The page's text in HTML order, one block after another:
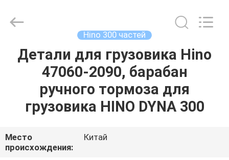
ДОМ
ПРОДУКТЫ
НАС
Reserved.
Hino 300 частей
Детали для грузовика Hino
47060-2090, барабан
ручного тормоза для
грузовика HINO DYNA 300
Место
происхождения:
Китай